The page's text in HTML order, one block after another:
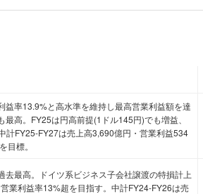
益率13.9%と高水準を維持し最高営業利益額を達
高。FY25は円高前提(1ドル145円)でも増益、
計FY25-FY27は売上高3,690億円・営業利益534
標。
最高。ドイツ系ビジネス子会社譲渡の特損計上
業利益率13%超を目指す。中計FY24-FY26は売